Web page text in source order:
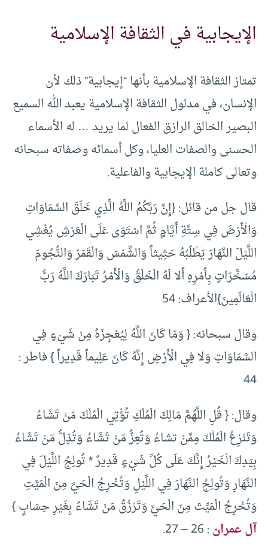
الإيجابية في الثقافة الإسلامية
تمتاز الثقافة الإسلامية بأنها “إيجابية” ذلك لأن
الإنسان، في مدلول الثقافة الإسلامية يعبد الله السميع
البصير الخالق الرازق الفعال لما يريد … له الأسماء
الحسنى والصفات العليا، وكل أسمائه وصفاته سبحانه
وتعالى كاملة الإيجابية والفاعلية.
قال جل من قائل: {إِنَّ رَبَّكُمُ اللَّهُ الَّذِي خَلَقَ السَّمَاوَاتِ
وَالْأَرْضَ فِي سِتَّةِ أَيَّامٍ ثُمَّ اسْتَوَى عَلَى الْعَرْشِ يُغْشِي
اللَّيْلَ النَّهَارَ يَطْلُبُهُ حَثِيثاً وَالشَّمْسَ وَالْقَمَرَ وَالنُّجُومَ
مُسَخَّرَاتٍ بِأَمْرِهِ أَلا لَهُ الْخَلْقُ وَالْأَمْرُ تَبَارَكَ اللَّهُ رَبُّ
الْعَالَمِينَ}الأعراف: 54
وقال سبحانه: { وَمَا كَانَ اللَّهُ لِيُعْجِزَهُ مِنْ شَيْءٍ فِي
السَّمَاوَاتِ وَلا فِي الْأَرْضِ إِنَّهُ كَانَ عَلِيماً قَدِيراً } فاطر :
44
وقال: { قُلِ اللَّهُمَّ مَالِكَ الْمُلْكِ تُؤْتِي الْمُلْكَ مَنْ تَشَاءُ
وَتَنْزِعُ الْمُلْكَ مِمَّنْ تشاءُ وَتُعِزُّ مَنْ تَشَاءُ وَتُذِلُّ مَنْ تَشَاءُ
بِيَدِكَ الْخَيْرُ إِنَّكَ عَلَى كُلِّ شَيْءٍ قَدِيرٌ * تُولِجُ اللَّيْلَ فِي
النَّهَارِ وَتُولِجُ النَّهَارَ فِي اللَّيْلِ وَتُخْرِجُ الْحَيَّ مِنَ الْمَيِّتِ
وَتُخْرِجُ الْمَيِّتَ مِنَ الْحَيِّ وَتَرْزُقُ مَنْ تَشَاءُ بِغَيْرِ حِسَابٍ }
آل عمران: 26 – 27.